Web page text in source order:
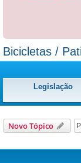
Bicicletas /
Legislação
Novo Tópico